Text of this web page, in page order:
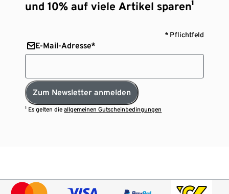
und 10% auf viele Artikel sparen¹
* Pflichtfeld
E-Mail-Adresse*
Zum Newsletter anmelden
¹ Es gelten dieallgemeinen Gutscheinbedingungen